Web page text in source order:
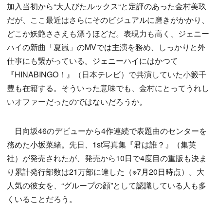
加入当初から“大人びたルックス“と定評のあった金村美玖
だが、ここ最近はさらにそのビジュアルに磨きがかかり、
どこか妖艶ささえも漂うほどだ。表現力も高く、ジェニー
ハイの新曲「夏嵐」のMVでは主演を務め、しっかりと外
仕事にも繋がっている。ジェニーハイにはかつて
『HINABINGO！』（日本テレビ）で共演していた小籔千
豊も在籍する。そういった意味でも、金村にとってうれし
いオファーだったのではないだろうか。
日向坂46のデビューから4作連続で表題曲のセンターを
務めた小坂菜緒。先日、1st写真集『君は誰？』（集英
社）が発売されたが、発売から10日で4度目の重版も決ま
り累計発行部数は21万部に達した（※7月20日時点）。大
人気の彼女を、“グループの顔”として認識している人も多
くいることだろう。